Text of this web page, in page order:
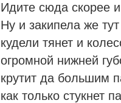
Идите сюда скорее
Ну и закипела же
кудели тянет и
огромной нижней
крутит да большим
как только стукнет